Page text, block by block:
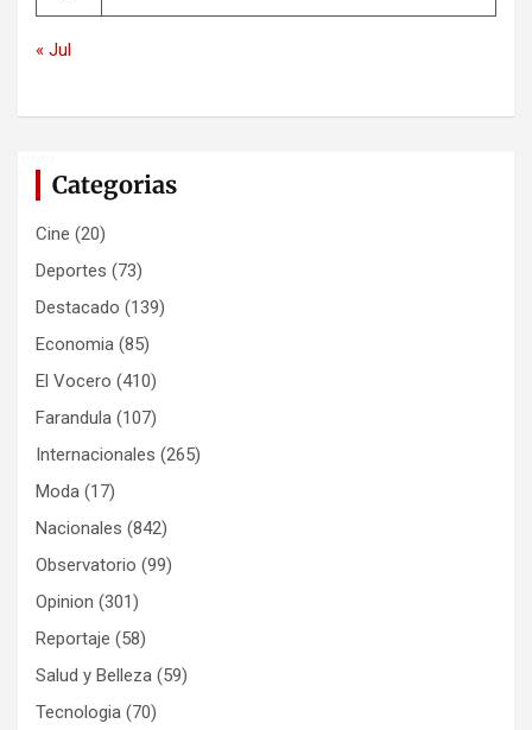
« Jul
Categorias
Cine (20)
Deportes (73)
Destacado (139)
Economia (85)
El Vocero (410)
Farandula (107)
Internacionales (265)
Moda (17)
Nacionales (842)
Observatorio (99)
Opinion (301)
Reportaje (58)
Salud y Belleza (59)
Tecnologia (70)